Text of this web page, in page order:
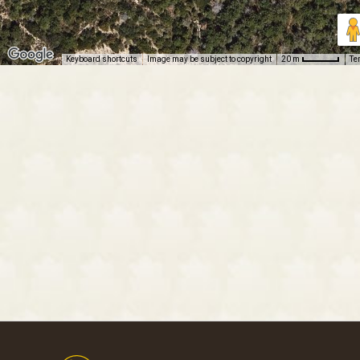
Keyboard shortcuts Image may be subject to copyright 20 m